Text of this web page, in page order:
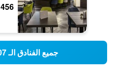
456 ﷼
جميع الفنادق الـ 30,107 في روما